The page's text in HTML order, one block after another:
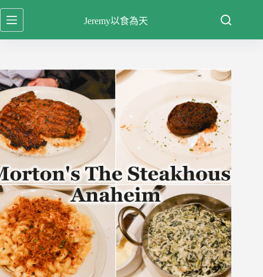
跳
至
容
Jeremy以食為天